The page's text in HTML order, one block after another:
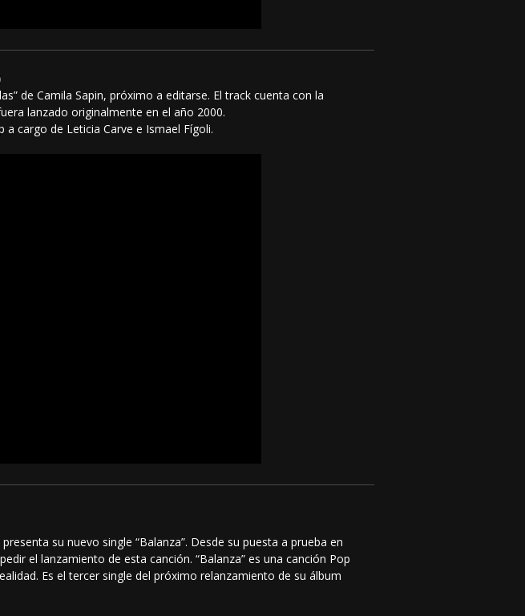
de Camila Sapin, próximo a editarse. El track cuenta con la
lanzado originalmente en el año 2000.
cargo de Leticia Carve e Ismael Fígoli.
su nuevo single “Balanza”. Desde su puesta a prueba en
el lanzamiento de esta canción. “Balanza” es una canción Pop
Es el tercer single del próximo relanzamiento de su álbum